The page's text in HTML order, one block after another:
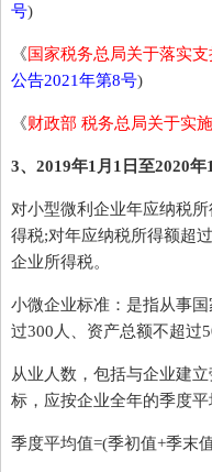
号)
《 国家税务总局关于落实
公告2021年第8号)
《财政部 税务总局关于实
3、2019年1月1日至2020年
对小型微利企业年应纳税
得税;对年应纳税所得额超
企业所得税。
小微企业标准：是指从事
过300人、资产总额不超过
从业人数，包括与企业建
标，应按企业全年的季度
季度平均值=(季初值+季末